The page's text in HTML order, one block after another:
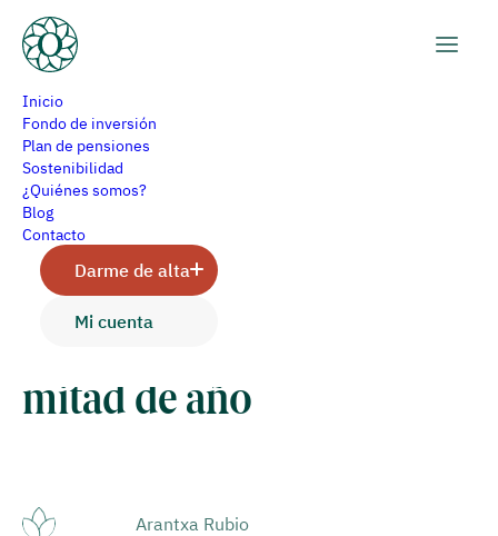
Inicio
Fondo de inversión
Plan de pensiones
Sostenibilidad
¿Quiénes somos?
Blog
Contacto
Darme de alta
Mi cuenta
Olea Gestión señala al
desempleo y la inflación
subyacente como guía de
mitad de año
Arantxa Rubio